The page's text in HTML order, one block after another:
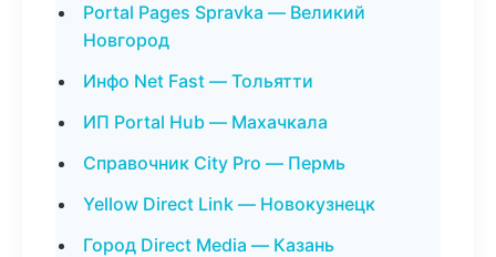
Portal Pages Spravka — Великий
Новгород
Инфо Net Fast — Тольятти
ИП Portal Hub — Махачкала
Справочник City Pro — Пермь
Yellow Direct Link — Новокузнецк
Город Direct Media — Казань